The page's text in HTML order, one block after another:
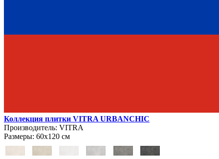
Коллекция плитки VITRA URBANCHIC
Производитель: VITRA
Размеры: 60х120 см